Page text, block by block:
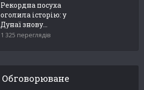
Рекордна посуха
оголила історію: у
Дунаї знову...
1 325 переглядів
Обговорюване